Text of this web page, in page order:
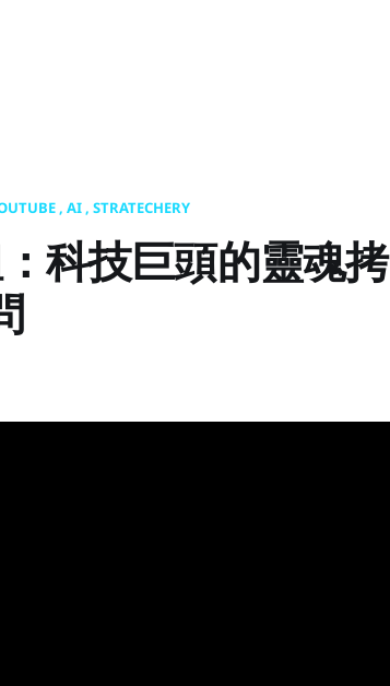
AI STRATECHERY
科技巨頭的靈魂拷